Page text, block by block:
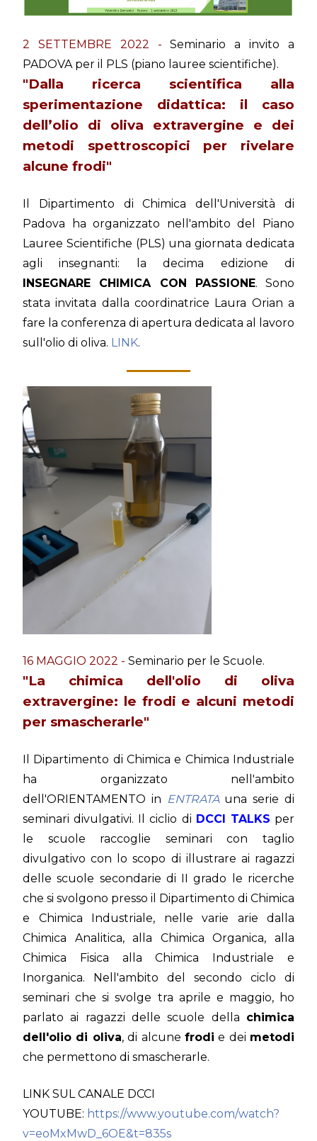
2 SETTEMBRE 2022 - Seminario a invito a
PADOVA per il PLS (piano lauree scientifiche).
"Dalla ricerca scientifica alla
sperimentazione didattica: il caso
dell’olio di oliva extravergine e dei
metodi spettroscopici per rivelare
alcune frodi"
Il Dipartimento di Chimica dell'Università di
Padova ha organizzato nell'ambito del Piano
Lauree Scientifiche (PLS) una giornata dedicata
agli insegnanti: la decima edizione di
INSEGNARE CHIMICA CON PASSIONE. Sono
stata invitata dalla coordinatrice Laura Orian a
fare la conferenza di apertura dedicata al lavoro
sull'olio di oliva. LINK.
16 MAGGIO 2022 - Seminario per le Scuole.
"La chimica dell'olio di oliva
extravergine: le frodi e alcuni metodi
per smascherarle"
Il Dipartimento di Chimica e Chimica Industriale
ha organizzato nell'ambito
dell'ORIENTAMENTO in ENTRATAuna serie di
seminari divulgativi. Il ciclio di DCCI TALKS per
le scuole raccoglie seminari con taglio
divulgativo con lo scopo di illustrare ai ragazzi
delle scuole secondarie di II grado le ricerche
che si svolgono presso il Dipartimento di Chimica
e Chimica Industriale, nelle varie arie dalla
Chimica Analitica, alla Chimica Organica, alla
Chimica Fisica alla Chimica Industriale e
Inorganica. Nell'ambito del secondo ciclo di
seminari che si svolge tra aprile e maggio, ho
parlato ai ragazzi delle scuole della chimica
dell'olio di oliva, di alcune frodi e dei metodi
che permettono di smascherarle.
LINK SUL CANALE DCCI
YOUTUBE: https://www.youtube.com/watch?
v=eoMxMwD_6OE&t=835s